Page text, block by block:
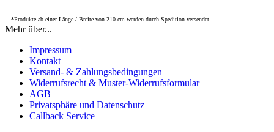
*Produkte ab einer Länge / Breite von 210 cm werden durch Spedition versendet.
Mehr über...
Impressum
Kontakt
Versand- & Zahlungsbedingungen
Widerrufsrecht & Muster-Widerrufsformular
AGB
Privatsphäre und Datenschutz
Callback Service